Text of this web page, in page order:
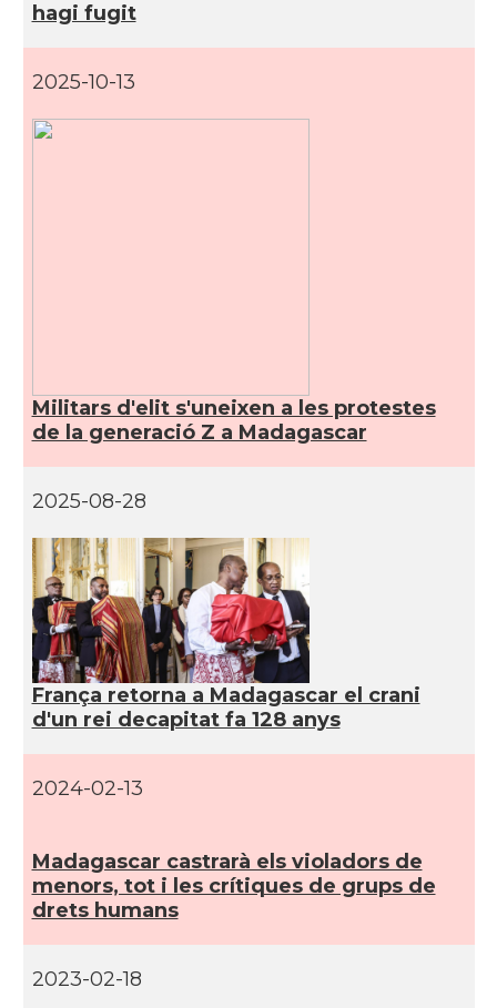
hagi fugit
2025-10-13
Militars d'elit s'uneixen a les protestes
de la generació Z a Madagascar
2025-08-28
França retorna a Madagascar el crani
d'un rei decapitat fa 128 anys
2024-02-13
Madagascar castrarà els violadors de
menors, tot i les crí­tiques de grups de
drets humans
2023-02-18